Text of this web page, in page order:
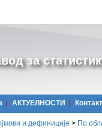
за
АКТУЕЛНОСТИ Контакт
и дефиниције > По